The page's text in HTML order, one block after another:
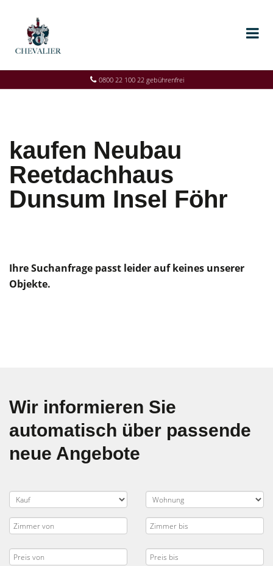
0800 22 100 22 gebührenfrei
kaufen Neubau
Reetdachhaus
Dunsum Insel Föhr
Ihre Suchanfrage passt leider auf keines unserer
Objekte.
Wir informieren Sie
automatisch über passende
neue Angebote